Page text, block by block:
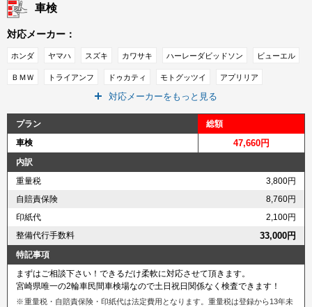
車検
対応メーカー：
ホンダ ヤマハ スズキ カワサキ ハーレーダビッドソン ビューエル
ＢＭＷ トライアンフ ドゥカティ モトグッツイ アプリリア
ＭＶアグスタ ベスパ ＫＴＭ キムコ
インディアン
対応メーカーをもっと見る
プラン
総額
車検
47,660円
内訳
重量税
3,800円
自賠責保険
8,760円
印紙代
2,100円
整備代行手数料
33,000円
特記事項
まずはご相談下さい！できるだけ柔軟に対応させて頂きます。
宮崎県唯一の2輪車民間車検場なので土日祝日関係なく検査できます！
重量税・自賠責保険・印紙代は法定費用となります。重量税は登録から13年未